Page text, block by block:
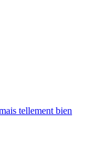
tellement bien